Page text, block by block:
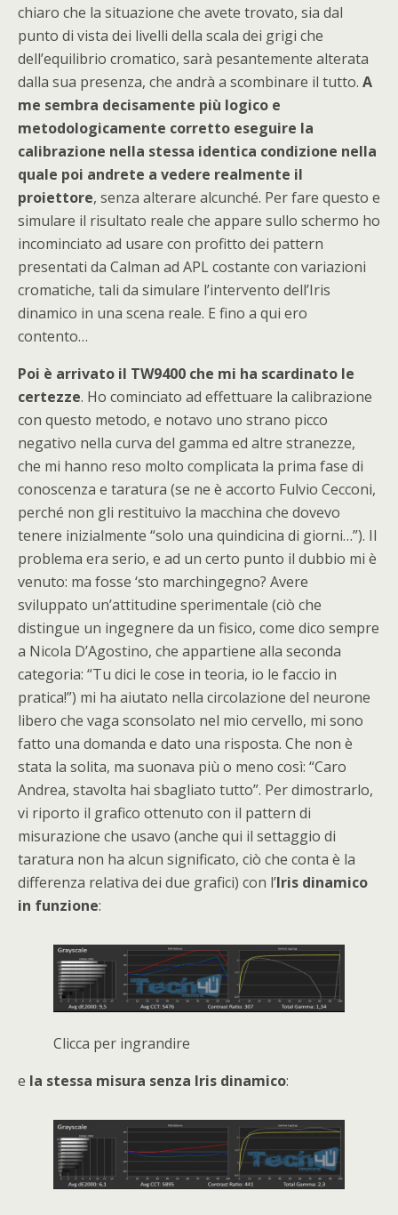
chiaro che la situazione che avete trovato, sia dal
punto di vista dei livelli della scala dei grigi che
dell’equilibrio cromatico, sarà pesantemente alterata
dalla sua presenza, che andrà a scombinare il tutto. A
me sembra decisamente più logico e
metodologicamente corretto eseguire la
calibrazione nella stessa identica condizione nella
quale poi andrete a vedere realmente il
proiettore, senza alterare alcunché. Per fare questo e
simulare il risultato reale che appare sullo schermo ho
incominciato ad usare con profitto dei pattern
presentati da Calman ad APL costante con variazioni
cromatiche, tali da simulare l’intervento dell’Iris
dinamico in una scena reale. E fino a qui ero
contento…
Poi è arrivato il TW9400 che mi ha scardinato le
certezze. Ho cominciato ad effettuare la calibrazione
con questo metodo, e notavo uno strano picco
negativo nella curva del gamma ed altre stranezze,
che mi hanno reso molto complicata la prima fase di
conoscenza e taratura (se ne è accorto Fulvio Cecconi,
perché non gli restituivo la macchina che dovevo
tenere inizialmente “solo una quindicina di giorni…”). Il
problema era serio, e ad un certo punto il dubbio mi è
venuto: ma fosse ‘sto marchingegno? Avere
sviluppato un’attitudine sperimentale (ciò che
distingue un ingegnere da un fisico, come dico sempre
a Nicola D’Agostino, che appartiene alla seconda
categoria: “Tu dici le cose in teoria, io le faccio in
pratica!”) mi ha aiutato nella circolazione del neurone
libero che vaga sconsolato nel mio cervello, mi sono
fatto una domanda e dato una risposta. Che non è
stata la solita, ma suonava più o meno così: “Caro
Andrea, stavolta hai sbagliato tutto”. Per dimostrarlo,
vi riporto il grafico ottenuto con il pattern di
misurazione che usavo (anche qui il settaggio di
taratura non ha alcun significato, ciò che conta è la
differenza relativa dei due grafici) con l’Iris dinamico
in funzione:
Clicca per ingrandire
e la stessa misura senza Iris dinamico: